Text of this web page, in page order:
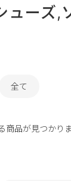
ューズ
全て
商品が見つかり